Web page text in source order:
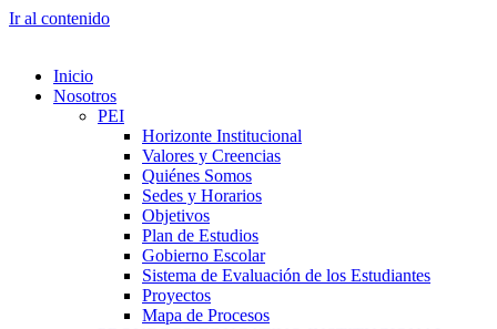
Ir al contenido
Inicio
Nosotros
PEI
Horizonte Institucional
Valores y Creencias
Quiénes Somos
Sedes y Horarios
Objetivos
Plan de Estudios
Gobierno Escolar
Sistema de Evaluación de los Estudiantes
Proyectos
Mapa de Procesos